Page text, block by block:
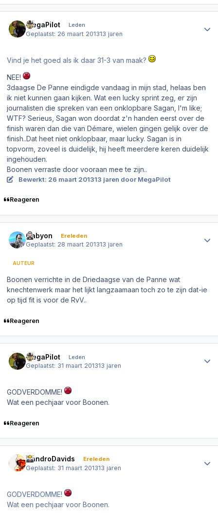
MegaPilot Leden
Geplaatst: 26 maart 201313 jaren
Vind je het goed als ik daar 31-3 van maak?
NEE!
3daagse De Panne eindigde vandaag in mijn stad, helaas ben
ik niet kunnen gaan kijken. Wat een lucky sprint zeg, er zijn
journalisten die spreken van een onklopbare Sagan, I'm like;
WTF? Serieus, Sagan won doordat z'n handen eerst over de
finish waren dan die van Démare, wielen gingen gelijk over de
finish..Dat heet niet onklopbaar, maar lucky. Sagan is in
topvorm, zoveel is duidelijk, hij heeft meerdere keren duidelijk
ingehouden.
Boonen verraste door vooraan mee te zijn..
Bewerkt: 26 maart 201313 jaren door MegaPilot
Reageren
Cabyon Ereleden
Geplaatst: 28 maart 201313 jaren
AUTEUR
Boonen verrichte in de Driedaagse van de Panne wat
knechtenwerk maar het lijkt langzaamaan toch zo te zijn dat-ie
op tijd fit is voor de RvV..
Reageren
MegaPilot Leden
Geplaatst: 31 maart 201313 jaren
GODVERDOMME!
Wat een pechjaar voor Boonen.
Reageren
NandroDavids Ereleden
Geplaatst: 31 maart 201313 jaren
GODVERDOMME!
Wat een pechjaar voor Boonen.